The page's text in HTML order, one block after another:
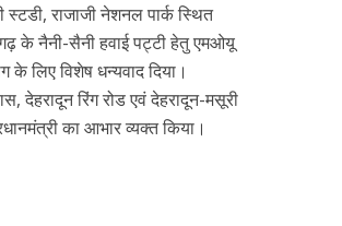
राजाजी नेशनल पार्क स्थित
के नैनी-सैनी हवाई पट्टी हेतु एमओयू
लिए विशेष धन्यवाद दिया।
देहरादून रिंग रोड एवं देहरादून-मसूरी
का आभार व्यक्त किया।